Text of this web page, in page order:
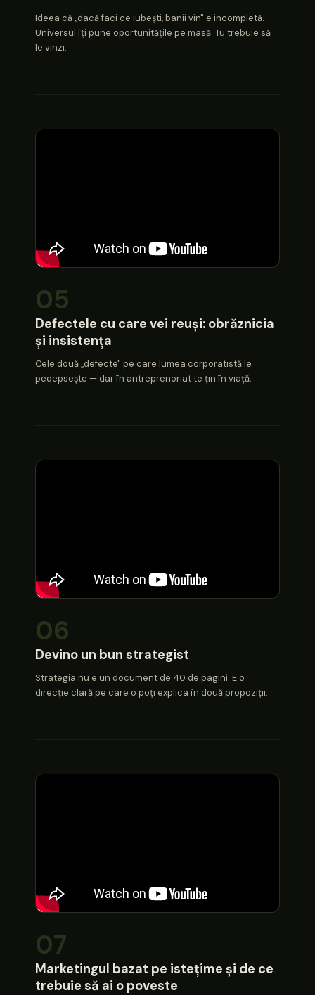
Ideea că „dacă faci ce iubești, banii vin" e incompletă.
Universul îți pune oportunitățile pe masă. Tu trebuie să
le vinzi.
05
Defectele cu care vei reuși: obrăznicia
și insistența
Cele două „defecte" pe care lumea corporatistă le
pedepsește — dar în antreprenoriat te țin în viață.
06
Devino un bun strategist
Strategia nu e un document de 40 de pagini. E o
direcție clară pe care o poți explica în două propoziții.
07
Marketingul bazat pe istețime și de ce
trebuie să ai o poveste